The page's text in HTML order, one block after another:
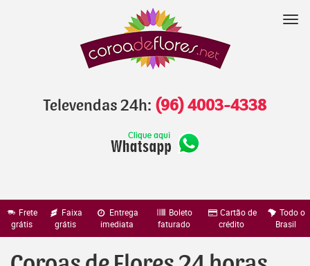
Televendas 24h: (96) 4003-4338
Frete
grátis
Faixa
grátis
Entrega
imediata
Boleto
faturado
Cartão de
crédito
Todo o
Brasil